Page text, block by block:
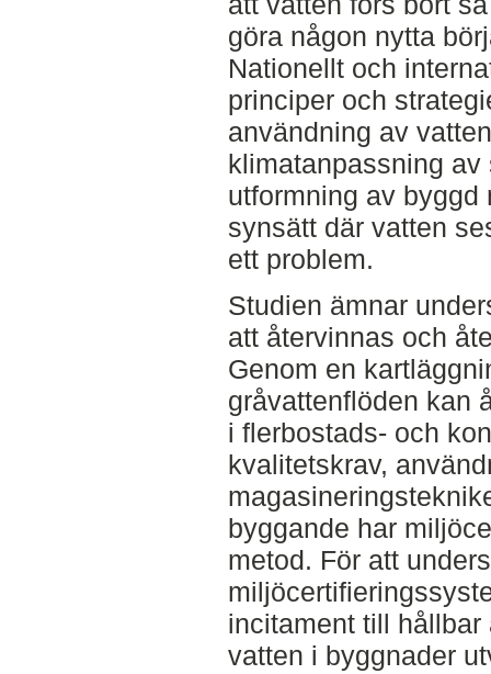
göra någon nytta
Nationellt och
principer och
användning av
klimatanpassning
utformning av
synsätt där vatten
ett problem.
Studien ämnar
att återvinnas och
Genom en
gråvattenflöden kan
i flerbostads- och
kvalitetskrav,
byggande har
metod. För att
incitament till
vatten i byggnader